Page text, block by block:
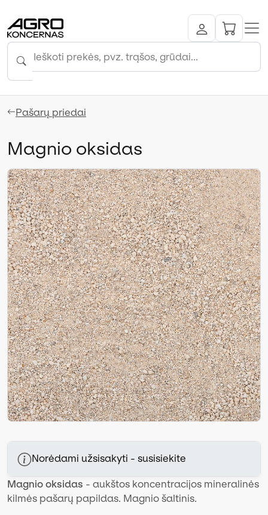
Pašarų priedai
Magnio oksidas
Norėdami užsisakyti - susisiekite
Magnio oksidas - aukštos koncentracijos mineralinės
kilmės pašarų papildas. Magnio šaltinis.